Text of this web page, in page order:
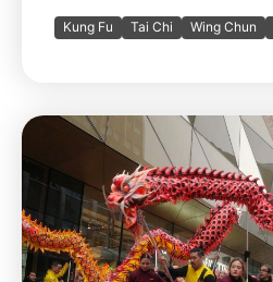
Kung Fu Tai Chi Wing Chun